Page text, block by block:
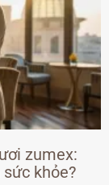
zumex:
khỏe?